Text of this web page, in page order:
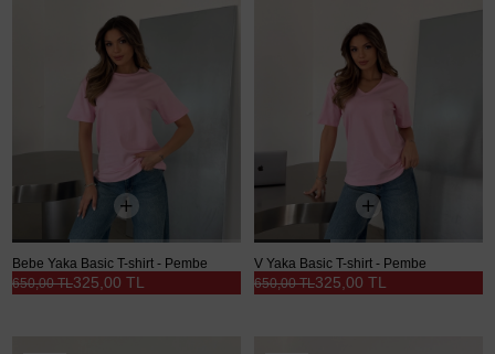
Bebe Yaka Basic T-shirt - Pembe
325,00 TL
650,00 TL
V Yaka Basic T-shirt - Pembe
325,00 TL
650,00 TL